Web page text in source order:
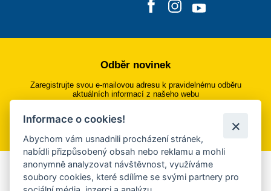
Odběr novinek
Zaregistrujte svou e-mailovou adresu k pravidelnému odběru
aktuálních informací z našeho webu
Přihlásit se k odběru
Aplikace Mobilní rozhlas
Informace o cookies!
Abychom vám usnadnili procházení stránek,
nabídli přizpůsobený obsah nebo reklamu a mohli
anonymně analyzovat návštěvnost, využíváme
soubory cookies, které sdílíme se svými partnery pro